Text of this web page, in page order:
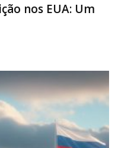
nos EUA: Um